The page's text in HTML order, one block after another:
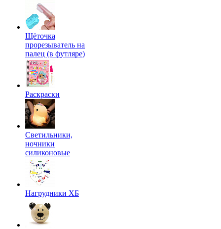
Щёточка
прорезыватель на
палец (в футляре)
Раскраски
Светильники,
ночники
силиконовые
Нагрудники ХБ